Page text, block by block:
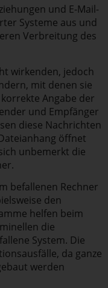
und E-Mail-
Systeme aus und
Verbreitung des
wirkenden, jedoch
mit denen sie
Angabe der
und Empfänger
diese Nachrichten
öffnet
unbemerkt die
befallenen Rechner
den
helfen beim
die
System. Die
da ganze
werden